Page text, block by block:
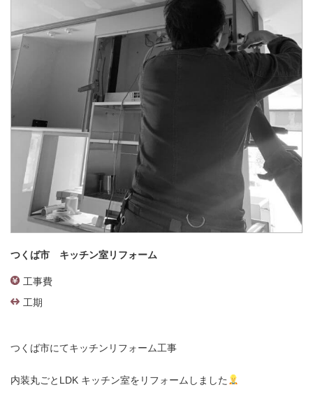
つくば市 キッチン室リフォーム
工事費
工期
つくば市にてキッチンリフォーム工事
内装丸ごとLDK キッチン室をリフォームしました